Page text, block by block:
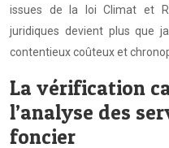
issues de la loi Climat et
juridiques devient plus que
contentieux coûteux et
La vérification
l’analyse des
foncier